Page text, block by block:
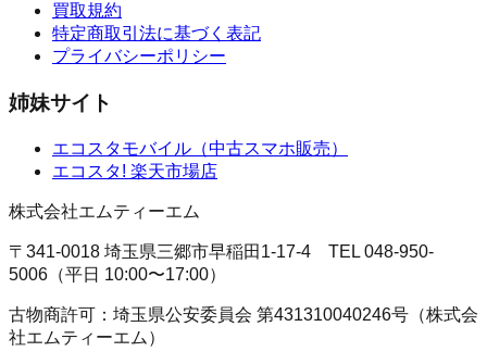
買取規約
特定商取引法に基づく表記
プライバシーポリシー
姉妹サイト
エコスタモバイル （中古スマホ販売）
エコスタ! 楽天市場店
株式会社エムティーエム
〒341-0018 埼玉県三郷市早稲田1-17-4 TEL 048-950-
5006 （平日 10:00〜17:00）
古物商許可： 埼玉県公安委員会 第431310040246号 （株式会
社エムティーエム ）